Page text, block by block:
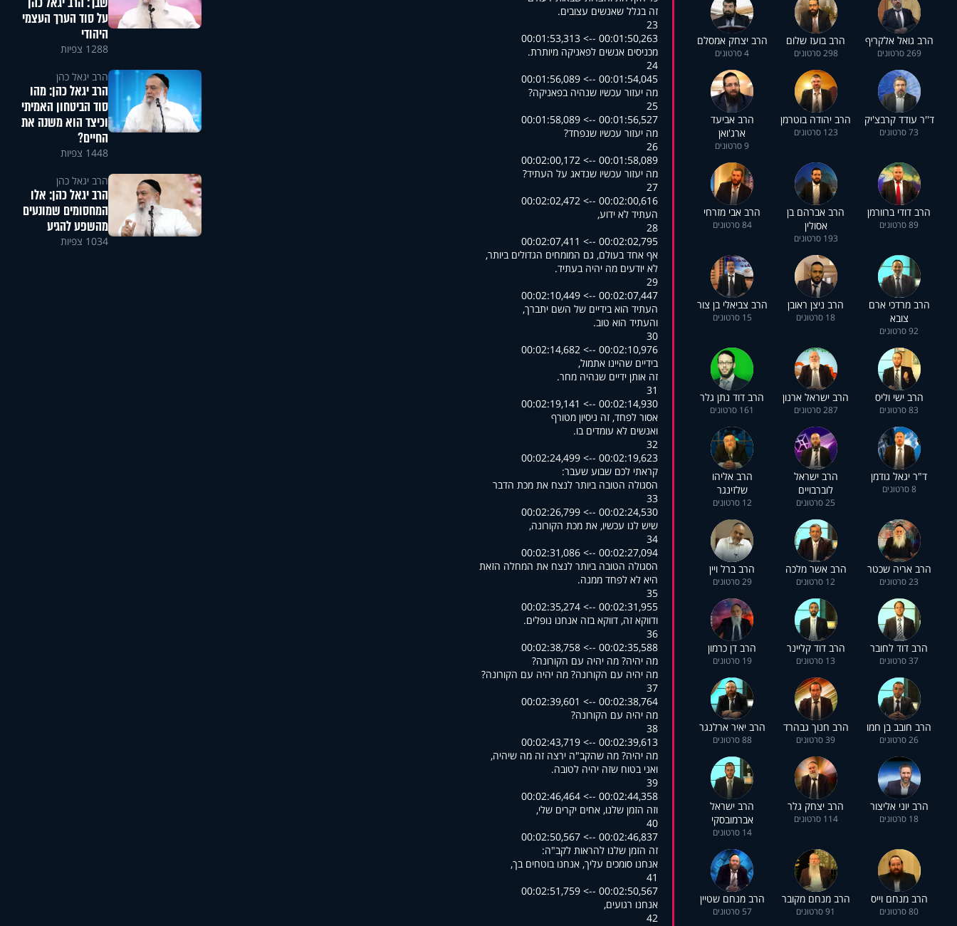
הרב גואל אלקריף
269 סרטונים
הרב בועז שלום
298 סרטונים
הרב יצחק אמסלם
4 סרטונים
ד''ר עודד קרבצ'יק
73 סרטונים
הרב יהודה בוטרמן
123 סרטונים
הרב אביעד
ארג'ואן
9 סרטונים
הרב דודי ברוורמן
89 סרטונים
הרב אברהם בן
אסולין
193 סרטונים
הרב אבי מזרחי
84 סרטונים
הרב מרדכי ארם
צובא
92 סרטונים
הרב ניצן ראובן
18 סרטונים
הרב צביאלי בן צור
15 סרטונים
הרב ישי וליס
83 סרטונים
הרב ישראל ארנון
287 סרטונים
הרב דוד נתן גלר
161 סרטונים
ד"ר יגאל גודמן
8 סרטונים
הרב ישראל
לוברבויים
25 סרטונים
הרב אליהו
שלזינגר
12 סרטונים
הרב אריה שכטר
23 סרטונים
הרב אשר מלכה
12 סרטונים
הרב ברל ויין
29 סרטונים
הרב דוד לחובר
37 סרטונים
הרב דוד קליינר
13 סרטונים
הרב דן כרמון
19 סרטונים
הרב חובב בן חמו
26 סרטונים
הרב חנוך גבהרד
39 סרטונים
הרב יאיר ארלנגר
88 סרטונים
הרב יוני אליצור
18 סרטונים
הרב יצחק גלר
114 סרטונים
הרב ישראל
אברמובסקי
14 סרטונים
הרב מנחם וייס
80 סרטונים
הרב מנחם מקובר
91 סרטונים
הרב מנחם שטיין
57 סרטונים
זה בגלל שאנשים עצובים.
23
00:01:50,263 --> 00:01:53,313
מכניסים אנשים לפאניקה מיותרת.
24
00:01:54,045 --> 00:01:56,089
מה יעזור עכשיו שנהיה בפאניקה?
25
00:01:56,527 --> 00:01:58,089
מה יעזור עכשיו שנפחד?
26
00:01:58,089 --> 00:02:00,172
מה יעזור עכשיו שנדאג על העתיד?
27
00:02:00,616 --> 00:02:02,472
העתיד לא ידוע,
28
00:02:02,795 --> 00:02:07,411
אף אחד בעולם, גם המומחים הגדולים ביותר,
לא יודעים מה יהיה בעתיד.
29
00:02:07,447 --> 00:02:10,449
העתיד הוא בידיים של השם יתברך,
והעתיד הוא טוב.
30
00:02:10,976 --> 00:02:14,682
בידיים שהיינו אתמול,
זה אותן ידיים שנהיה מחר.
31
00:02:14,930 --> 00:02:19,141
אסור לפחד, זה ניסיון מטורף
ואנשים לא עומדים בו.
32
00:02:19,623 --> 00:02:24,499
קראתי לכם שבוע שעבר:
הסגולה הטובה ביותר לנצח את מכת הדבר
33
00:02:24,530 --> 00:02:26,799
שיש לנו עכשיו, את מכת הקורונה,
34
00:02:27,094 --> 00:02:31,086
הסגולה הטובה ביותר לנצח את המחלה הזאת
היא לא לפחד ממנה.
35
00:02:31,955 --> 00:02:35,274
ודווקא זה, דווקא בזה אנחנו נופלים.
36
00:02:35,588 --> 00:02:38,758
מה יהיה? מה יהיה עם הקורונה?
מה יהיה עם הקורונה? מה יהיה עם הקורונה?
37
00:02:38,764 --> 00:02:39,601
מה יהיה עם הקורונה?
38
00:02:39,613 --> 00:02:43,719
מה יהיה? מה שהקב"ה ירצה זה מה שיהיה,
ואני בטוח שזה יהיה לטובה.
39
00:02:44,358 --> 00:02:46,464
וזה הזמן שלנו, אחים יקרים שלי,
40
00:02:46,837 --> 00:02:50,567
זה הזמן שלנו להראות לקב"ה:
אנחנו סומכים עליך, אנחנו בוטחים בך,
41
00:02:50,567 --> 00:02:51,759
אנחנו רגועים,
42
על סוד הערך העצמי
היהודי
1288 צפיות
הרב יגאל כהן
הרב יגאל כהן: מהו
סוד הביטחון האמיתי
וכיצד הוא משנה את
החיים?
1448 צפיות
הרב יגאל כהן
הרב יגאל כהן: אלו
המחסומים שמונעים
מהשפע להגיע
1034 צפיות